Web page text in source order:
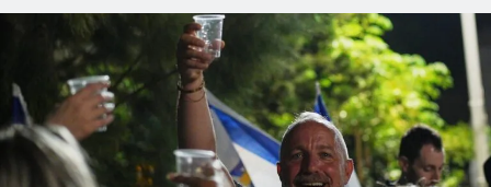
infastidisce